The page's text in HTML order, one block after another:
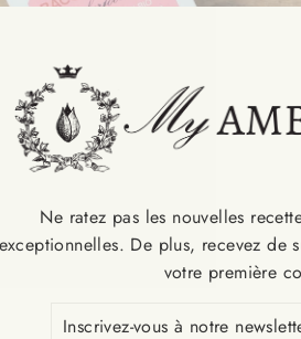
Ne ratez pas les nouvelles
exceptionnelles. De plus, recevez de
votre première